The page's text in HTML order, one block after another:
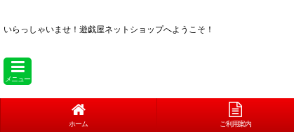
いらっしゃいませ！ 遊戯屋ネットショップへようこそ！
メニュー
ホーム ご利用案内